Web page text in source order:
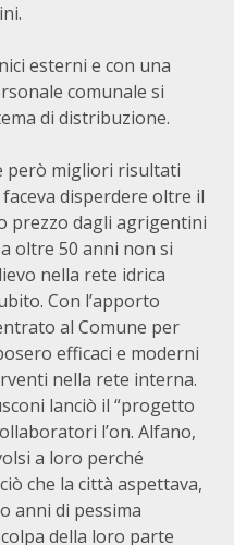
esterni e con una
comunale si
di distribuzione.
però migliori risultati
disperdere oltre il
prezzo dagli agrigentini
oltre 50 anni non si
nella rete idrica
Con l’apporto
al Comune per
efficaci e moderni
nella rete interna.
lanciò il “progetto
l’on. Alfano,
a loro perché
che la città aspettava,
anni di pessima
della loro parte